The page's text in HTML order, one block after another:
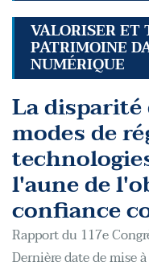
VALORISER ET
PATRIMOINE
NUMÉRIQUE
La disparité
modes de
l'aune de
confiance
Rapport du 117e
Dernière date de mise